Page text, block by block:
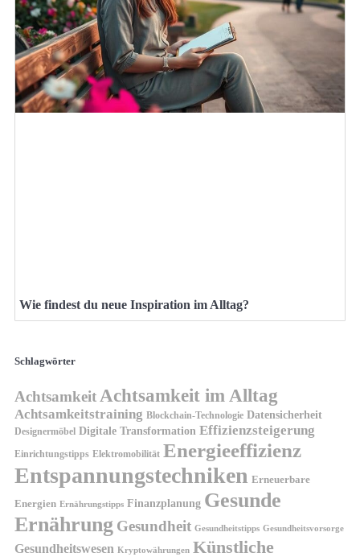
Wie findest du neue Inspiration im Alltag?
Schlagwörter
AchtsamkeitAchtsamkeit im Alltag
Achtsamkeitstraining Blockchain-Technologie Datensicherheit
Designermöbel Digitale Transformation Effizienzsteigerung
Einrichtungstipps Elektromobilität Energieeffizienz
Entspannungstechniken Erneuerbare
Energien Ernährungstipps Finanzplanung Gesunde
Ernährung Gesundheit Gesundheitstipps Gesundheitsvorsorge
Gesundheitswesen Kryptowährungen Künstliche